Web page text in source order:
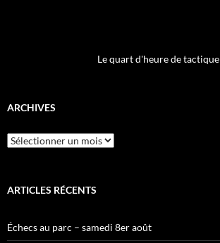
Le quart d'heure de tactique
ARCHIVES
Archives
ARTICLES RÉCENTS
Échecs au parc – samedi 8er août